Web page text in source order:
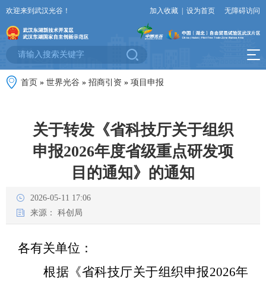
欢迎来到武汉光谷！ 加入收藏 设为首页 无障碍访问
首页 » 世界光谷 » 招商引资 » 项目申报
关于转发《省科技厅关于组织
申报2026年度省级重点研发项
目的通知》的通知
2026-05-11 17:06
来源： 科创局
各有关单位：
根据《省科技厅关于组织申报2026年